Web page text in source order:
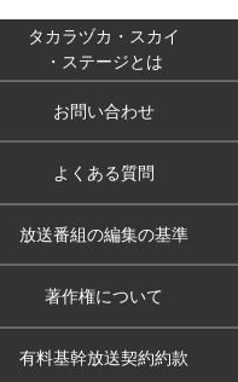
タカラヅカ・スカイ
・ステージとは
お問い合わせ
よくある質問
放送番組の編集の基準
著作権について
有料基幹放送契約約款